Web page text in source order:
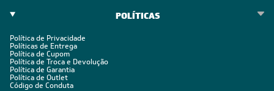
POLÍTICAS
Política de Privacidade
Políticas de Entrega
Política de Cupom
Política de Troca e Devolução
Política de Garantia
Política de Outlet
Código de Conduta